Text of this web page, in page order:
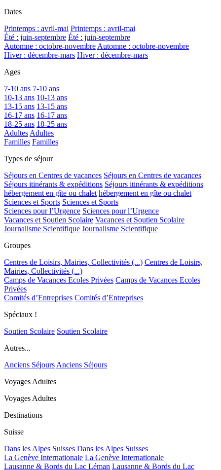
Dates
Printemps : avril-mai Printemps : avril-mai
Été : juin-septembre Été : juin-septembre
Automne : octobre-novembreAutomne : octobre-novembre
Hiver : décembre-mars Hiver : décembre-mars
Ages
7-10 ans 7-10 ans
10-13 ans 10-13 ans
13-15 ans 13-15 ans
16-17 ans 16-17 ans
18-25 ans 18-25 ans
AdultesAdultes
Familles Familles
Types de séjour
Séjours en Centres de vacances Séjours en Centres de vacances
Séjours itinérants & expéditions Séjours itinérants & expéditions
hébergement en gîte ou chalet hébergement en gîte ou chalet
Sciences et Sports Sciences et Sports
Sciences pour l’Urgence Sciences pour l’Urgence
Vacances et Soutien Scolaire Vacances et Soutien Scolaire
Journalisme Scientifique Journalisme Scientifique
Groupes
Centres de Loisirs, Mairies, Collectivités (...) Centres de Loisirs,
Mairies, Collectivités (...)
Camps de Vacances Ecoles Privées Camps de Vacances Ecoles
Privées
Comités d’Entreprises Comités d’Entreprises
Spéciaux !
Soutien Scolaire Soutien Scolaire
Autres...
Anciens SéjoursAnciens Séjours
Voyages Adultes
Voyages Adultes
Destinations
Suisse
Dans les Alpes Suisses Dans les Alpes Suisses
La Genève Internationale La Genève Internationale
Lausanne & Bords du Lac Léman Lausanne & Bords du Lac